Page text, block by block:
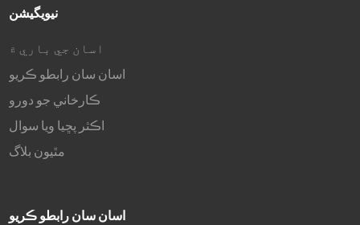
نيويگيشن
اسان جي باري ۾
اسان سان رابطو ڪريو
ڪارخاني جو دورو
اڪثر پڇيا ويا سوال
مٿيون بلاگ
اسان سان رابطو ڪريو